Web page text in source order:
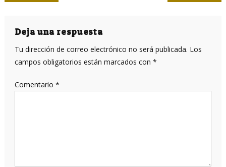
entradas
Deja una respuesta
Tu dirección de correo electrónico no será publicada. Los
campos obligatorios están marcados con *
Comentario *